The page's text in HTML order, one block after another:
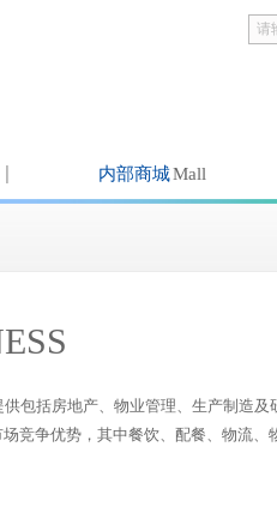
内部商城Mall
包括房地产、物业管理、生产制造及
竞争优势，其中餐饮、配餐、物流、